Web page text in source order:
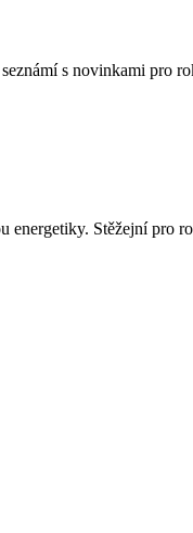
s novinkami pro
energetiky. Stěžejní